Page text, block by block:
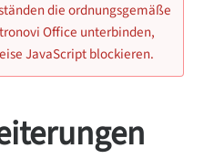
die ordnungsgemäße
Office unterbinden,
JavaScript blockieren.